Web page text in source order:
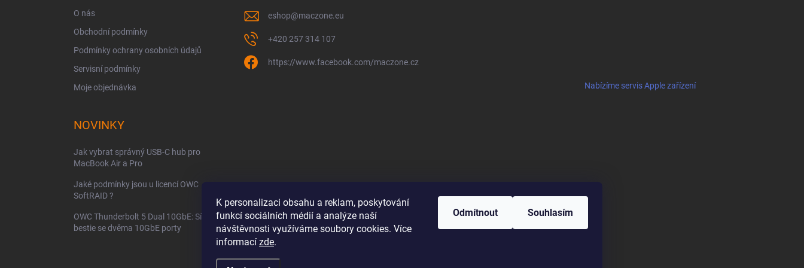
K personalizaci obsahu a reklam, poskytování
funkcí sociálních médií a analýze naší
návštěvnosti využíváme soubory cookies. Více
informací zde.
Odmítnout Souhlasím
O nás
Obchodní podmínky
Podmínky ochrany osobních údajů
Servisní podmínky
Moje objednávka
eshop@maczone.eu
+420 257 314 107
https://www.facebook.com/maczone.cz
Nabízíme servis Apple zařízení
NOVINKY
Jak vybrat správný USB-C hub pro
MacBook Air a Pro
Jaké podmínky jsou u licencí OWC
SoftRAID ?
OWC Thunderbolt 5 Dual 10GbE: Síťová
bestie se dvěma 10GbE porty